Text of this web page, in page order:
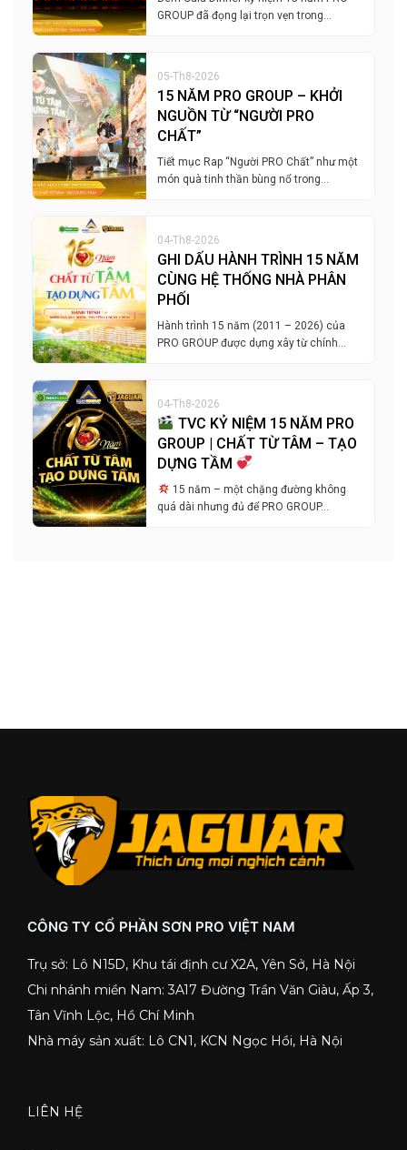
GROUP đã đọng lại trọn vẹn trong…
05-Th8-2026
15 NĂM PRO GROUP – KHỞI
NGUỒN TỪ “NGƯỜI PRO
CHẤT”
Tiết mục Rap “Người PRO Chất” như một
món quà tinh thần bùng nổ trong…
04-Th8-2026
GHI DẤU HÀNH TRÌNH 15 NĂM
CÙNG HỆ THỐNG NHÀ PHÂN
PHỐI
Hành trình 15 năm (2011 – 2026) của
PRO GROUP được dựng xây từ chính…
04-Th8-2026
TVC KỶ NIỆM 15 NĂM PRO
GROUP | CHẤT TỪ TÂM – TẠO
DỰNG TẦM
15 năm – một chặng đường không
quá dài nhưng đủ để PRO GROUP…
CÔNG TY CỔ PHẦN SƠN PRO VIỆT NAM
Trụ sở: Lô N15D, Khu tái định cư X2A, Yên Sở, Hà Nội
Chi nhánh miền Nam: 3A17 Đường Trần Văn Giàu, Ấp 3,
Tân Vĩnh Lộc, Hồ Chí Minh
Nhà máy sản xuất: Lô CN1, KCN Ngọc Hồi, Hà Nội
LIÊN HỆ